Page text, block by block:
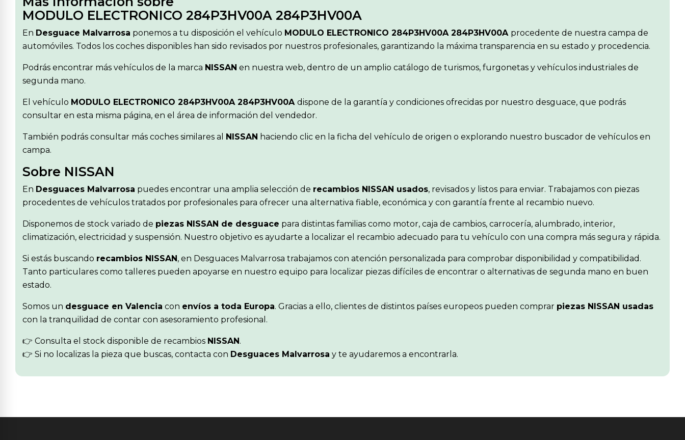
MODULO ELECTRONICO 284P3HV00A 284P3HV00A
En Desguace Malvarrosa ponemos a tu disposición el vehículo MODULO ELECTRONICO 284P3HV00A 284P3HV00A procedente de nuestra campa de
automóviles. Todos los coches disponibles han sido revisados por nuestros profesionales, garantizando la máxima transparencia en su estado y procedencia.
Podrás encontrar más vehículos de la marca NISSAN en nuestra web, dentro de un amplio catálogo de turismos, furgonetas y vehículos industriales de
segunda mano.
El vehículo MODULO ELECTRONICO 284P3HV00A 284P3HV00A dispone de la garantía y condiciones ofrecidas por nuestro desguace, que podrás
consultar en esta misma página, en el área de información del vendedor.
También podrás consultar más coches similares al NISSAN haciendo clic en la ficha del vehículo de origen o explorando nuestro buscador de vehículos en
campa.
Sobre NISSAN
En Desguaces Malvarrosa puedes encontrar una amplia selección de recambios NISSAN usados, revisados y listos para enviar. Trabajamos con piezas
procedentes de vehículos tratados por profesionales para ofrecer una alternativa fiable, económica y con garantía frente al recambio nuevo.
Disponemos de stock variado de piezas NISSAN de desguace para distintas familias como motor, caja de cambios, carrocería, alumbrado, interior,
climatización, electricidad y suspensión. Nuestro objetivo es ayudarte a localizar el recambio adecuado para tu vehículo con una compra más segura y rápida.
Si estás buscando recambios NISSAN, en Desguaces Malvarrosa trabajamos con atención personalizada para comprobar disponibilidad y compatibilidad.
Tanto particulares como talleres pueden apoyarse en nuestro equipo para localizar piezas difíciles de encontrar o alternativas de segunda mano en buen
estado.
Somos un desguace en Valencia con envíos a toda Europa. Gracias a ello, clientes de distintos países europeos pueden comprar piezas NISSAN usadas
con la tranquilidad de contar con asesoramiento profesional.
👉 Consulta el stock disponible de recambios NISSAN.
👉 Si no localizas la pieza que buscas, contacta con Desguaces Malvarrosa y te ayudaremos a encontrarla.